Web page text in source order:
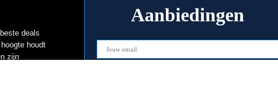
deals
houdt
zijn
Aanbiedingen